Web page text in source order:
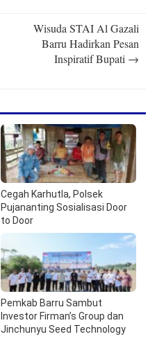
Wisuda STAI Al Gazali
Barru Hadirkan Pesan
Inspiratif Bupati →
Cegah Karhutla, Polsek
Pujananting Sosialisasi Door
to Door
Pemkab Barru Sambut
Investor Firman’s Group dan
Jinchunyu Seed Technology